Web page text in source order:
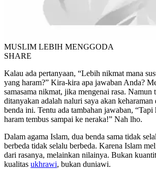
MUSLIM LEBIH MENGGODA
SHARE
Kalau ada pertanyaan, “Lebih nikmat mana
yang haram?” Kira-kira apa jawaban Anda?
samasama nikmat, jika mengenai rasa.
ditanyakan adalah naluri saya akan keharaman
benda ini. Tentu ada tambahan jawaban,
haram tembus sampai ke neraka!” Nah lho.
Dalam agama Islam, dua benda sama tidak
berbeda tidak selalu berbeda. Karena Islam
dari rasanya, melainkan nilainya. Bukan
kualitas ukhrawi, bukan duniawi.